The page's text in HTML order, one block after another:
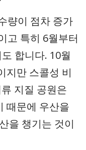
량이 점차 증가
고 특히 6월부터
합니다. 10월
지만 스콜성 비
지질 공원은
때문에 우산을
을 챙기는 것이